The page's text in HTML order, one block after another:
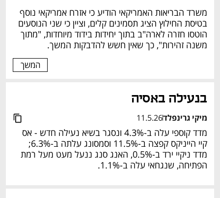
משרד הבריאות האמריקאי הודיע כי אזרח אמריקאי נוסף
הוטסו חזרה לארה"ב בתוך יחידות בידוד מיוחדות, "מתוך
משנה זהירות", כך שאין חשש להדבקות המשך.
המשך
בנעילה באסיה
מיקי גרינפלד11.5.26
מדד קוספי עלה ב-4.3% ונסגר בשיא נעילה חדש - אס
מדד ניקיי ירד ב-0.5%, האנג סנג ננעל מעט מעל רמת
הפתיחה, שנגחאי עלה ב-1.1%.